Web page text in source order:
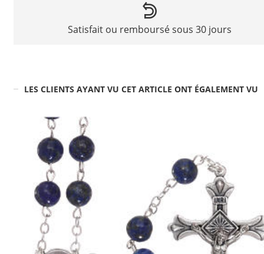
Satisfait ou remboursé sous 30 jours
LES CLIENTS AYANT VU CET ARTICLE ONT ÉGALEMENT VU